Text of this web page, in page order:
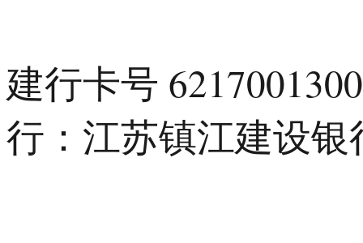
建行卡号
行：江苏镇江建设银